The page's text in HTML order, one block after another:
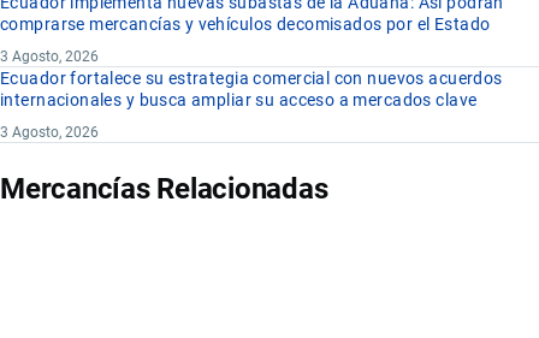
comprarse mercancías y vehículos decomisados por el Estado
3 Agosto, 2026
Ecuador fortalece su estrategia comercial con nuevos acuerdos
internacionales y busca ampliar su acceso a mercados clave
3 Agosto, 2026
Mercancías Relacionadas